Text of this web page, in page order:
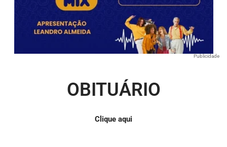
Publicidade
OBITUÁRIO
Clique aqui